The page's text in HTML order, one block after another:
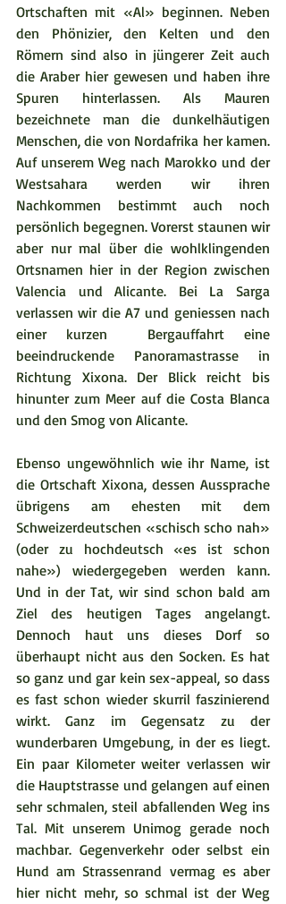
Ortschaften mit «Al» beginnen. Neben
den Phönizier, den Kelten und den
Römern sind also in jüngerer Zeit auch
die Araber hier gewesen und haben ihre
Spuren hinterlassen. Als Mauren
bezeichnete man die dunkelhäutigen
Menschen, die von Nordafrika her kamen.
Auf unserem Weg nach Marokko und der
Westsahara werden wir ihren
Nachkommen bestimmt auch noch
persönlich begegnen. Vorerst staunen wir
aber nur mal über die wohlklingenden
Ortsnamen hier in der Region zwischen
Valencia und Alicante. Bei La Sarga
verlassen wir die A7 und geniessen nach
einer kurzen  Bergauffahrt eine
beeindruckende Panoramastrasse in
Richtung Xixona. Der Blick reicht bis
hinunter zum Meer auf die Costa Blanca
und den Smog von Alicante.
Ebenso ungewöhnlich wie ihr Name, ist
die Ortschaft Xixona, dessen Aussprache
übrigens am ehesten mit dem
Schweizerdeutschen «schisch scho nah»
(oder zu hochdeutsch «es ist schon
nahe») wiedergegeben werden kann.
Und in der Tat, wir sind schon bald am
Ziel des heutigen Tages angelangt.
Dennoch haut uns dieses Dorf so
überhaupt nicht aus den Socken. Es hat
so ganz und gar kein sex-appeal, so dass
es fast schon wieder skurril faszinierend
wirkt. Ganz im Gegensatz zu der
wunderbaren Umgebung, in der es liegt.
Ein paar Kilometer weiter verlassen wir
die Hauptstrasse und gelangen auf einen
sehr schmalen, steil abfallenden Weg ins
Tal. Mit unserem Unimog gerade noch
machbar. Gegenverkehr oder selbst ein
Hund am Strassenrand vermag es aber
hier nicht mehr, so schmal ist der Weg